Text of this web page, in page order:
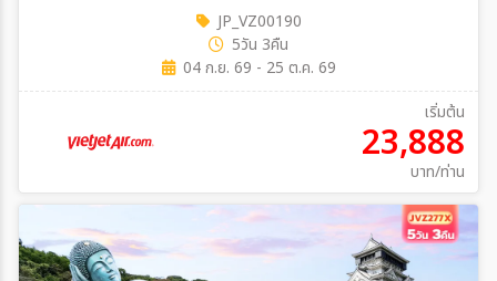
JP_VZ00190
5วัน 3คืน
04 ก.ย. 69 - 25 ต.ค. 69
เริ่มต้น
23,888
บาท/ท่าน